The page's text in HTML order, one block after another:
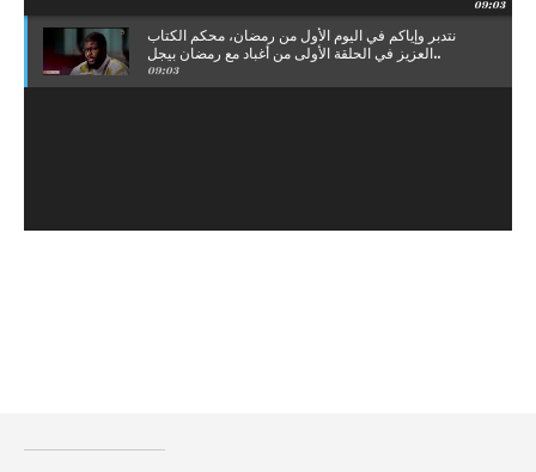
09:03
نتدبر وإياكم في اليوم الأول من رمضان، محكم الكتاب
العزيز في الحلقة الأولى من أغباد مع رمضان بيجل..
09:03